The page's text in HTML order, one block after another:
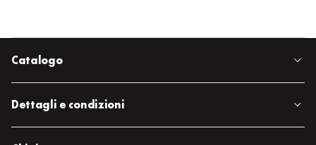
Catalogo
Dettagli e condizioni